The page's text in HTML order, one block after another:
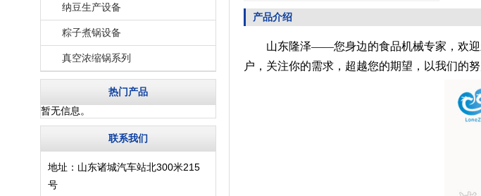
纳豆生产设备
粽子煮锅设备
真空浓缩锅系列
热门产品
暂无信息。
联系我们
地址：山东诸城汽车站北300米215
号
产品介绍
山东隆泽——您身边的食品机械专家，欢迎新
户，关注你的需求，超越您的期望，以我们的